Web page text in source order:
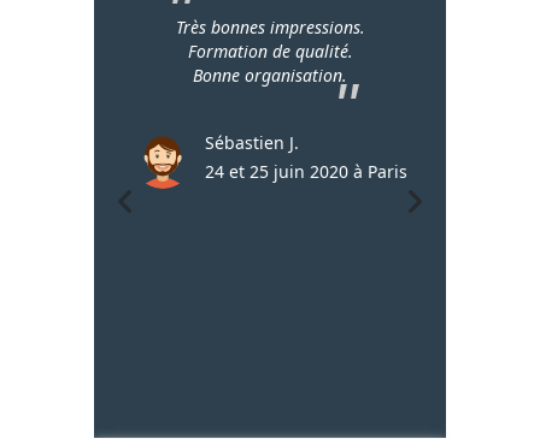
Très bonnes impressions.
Formation de qualité.
Bonne organisation.
Sébastien J.
24 et 25 juin 2020 à Paris